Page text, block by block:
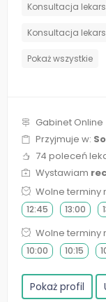
Konsultacja
Konsultacja
Pokaż wszystkie
Gabinet Online
Przyjmuje w:
74 poleceń
Wystawiam
Wolne terminy
12:45 13:00
Wolne terminy
10:00 10:15
Pokaż profil